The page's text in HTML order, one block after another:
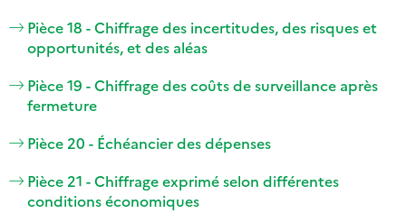
Pièce 18 - Chiffrage des incertitudes, des risques et
opportunités, et des aléas
Pièce 19 - Chiffrage des coûts de surveillance après
fermeture
Pièce 20 - Échéancier des dépenses
Pièce 21 - Chiffrage exprimé selon différentes
conditions économiques